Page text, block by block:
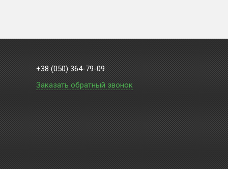
+38 (050) 364-79-09
Заказать обратный звонок